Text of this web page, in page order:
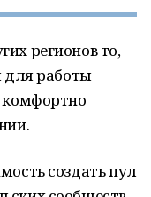
регионов то,
для работы
комфортно
создать пул